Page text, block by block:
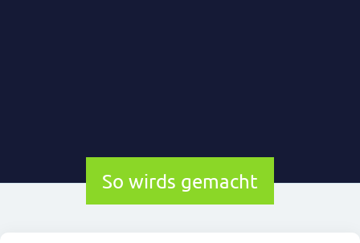
So wirds gemacht